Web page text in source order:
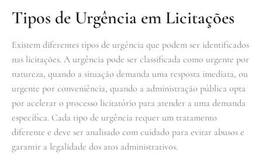
Tipos de Urgência em Licitações
Existem diferentes tipos de urgência que podem ser identificados
nas licitações. A urgência pode ser classificada como urgente por
natureza, quando a situação demanda uma resposta imediata, ou
urgente por conveniência, quando a administração pública opta
por acelerar o processo licitatório para atender a uma demanda
específica. Cada tipo de urgência requer um tratamento
diferente e deve ser analisado com cuidado para evitar abusos e
garantir a legalidade dos atos administrativos.